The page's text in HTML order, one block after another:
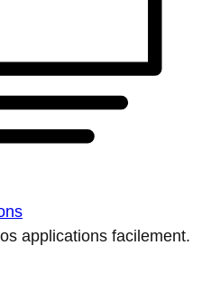
applications facilement.